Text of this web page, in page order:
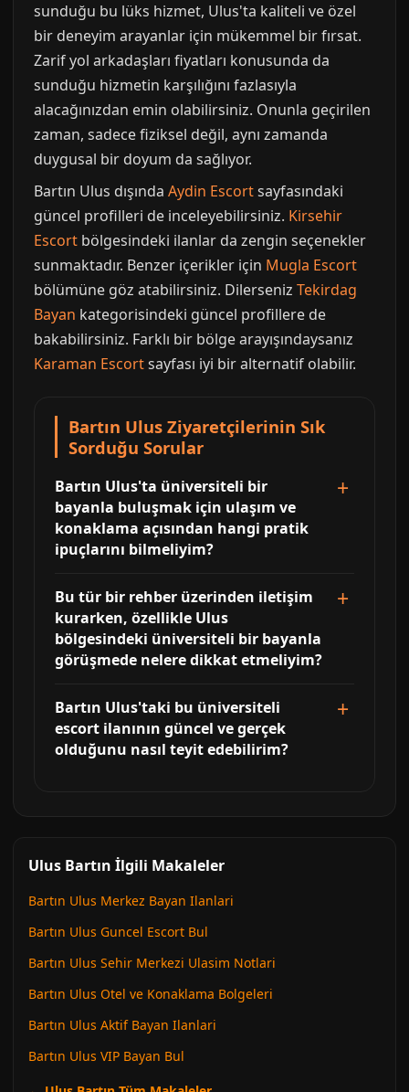
sunduğu bu lüks hizmet, Ulus'ta kaliteli ve özel
bir deneyim arayanlar için mükemmel bir fırsat.
Zarif yol arkadaşları fiyatları konusunda da
sunduğu hizmetin karşılığını fazlasıyla
alacağınızdan emin olabilirsiniz. Onunla geçirilen
zaman, sadece fiziksel değil, aynı zamanda
duygusal bir doyum da sağlıyor.
Bartın Ulus dışında Aydin Escortsayfasındaki
güncel profilleri de inceleyebilirsiniz. Kirsehir
Escort bölgesindeki ilanlar da zengin seçenekler
sunmaktadır. Benzer içerikler için Mugla Escort
bölümüne göz atabilirsiniz. Dilerseniz Tekirdag
Bayan kategorisindeki güncel profillere de
bakabilirsiniz. Farklı bir bölge arayışındaysanız
Karaman Escortsayfası iyi bir alternatif olabilir.
Bartın Ulus Ziyaretçilerinin Sık
Sorduğu Sorular
Bartın Ulus'ta üniversiteli bir
bayanla buluşmak için ulaşım ve
konaklama açısından hangi pratik
ipuçlarını bilmeliyim?
Bu tür bir rehber üzerinden iletişim
kurarken, özellikle Ulus
bölgesindeki üniversiteli bir bayanla
görüşmede nelere dikkat etmeliyim?
Bartın Ulus'taki bu üniversiteli
escort ilanının güncel ve gerçek
olduğunu nasıl teyit edebilirim?
Ulus Bartın İlgili Makaleler
Bartın Ulus Merkez Bayan Ilanlari
Bartın Ulus Guncel Escort Bul
Bartın Ulus Sehir Merkezi Ulasim Notlari
Bartın Ulus Otel ve Konaklama Bolgeleri
Bartın Ulus Aktif Bayan Ilanlari
Bartın Ulus VIP Bayan Bul